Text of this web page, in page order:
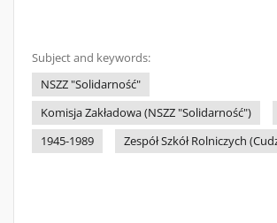
Subject and keywords:
NSZZ "Solidarność"
Komisja Zakładowa (NSZZ "Solidarność")
1945-1989
Zespół Szkół Rolniczych